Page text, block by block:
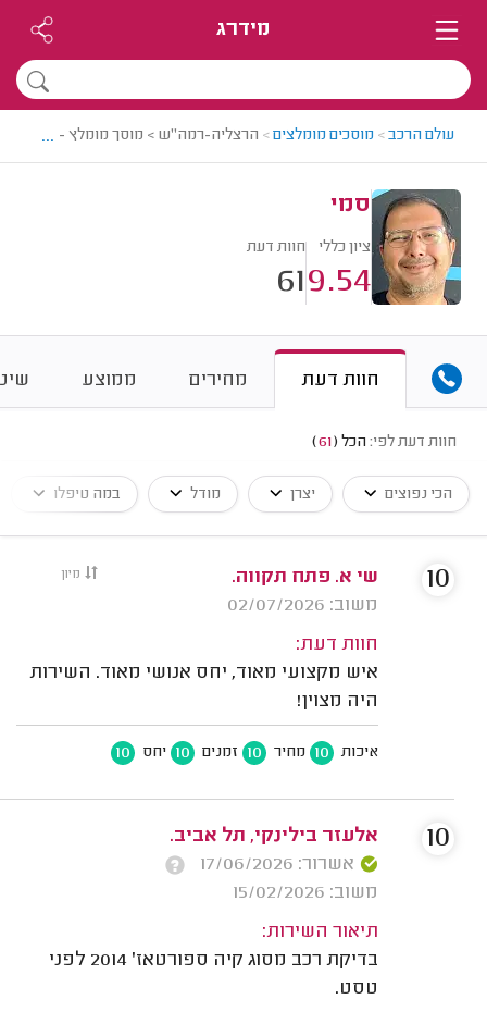
מידרג
עולם הרכב> מוסכים מומלצים> הרצליה-רמה"ש > מוסך מומלץ - סמי
...
סמי
ציון כללי
9.54
חוות דעת
61
חוות דעת מחירים ממוצע
חוות דעת לפי: הכל (
61
)
הכי נפוצים יצרן מודל במה טיפלו
מיון
שי א. פתח תקווה.
משוב: 02/07/2026
חוות דעת:
איש מקצועי מאוד, יחס אנושי מאוד. השירות
היה מצוין!
איכות 10 מחיר 10 זמנים 10 יחס 10
10
אלעזר בילינקי, תל אביב.
אשרור: 17/06/2026
משוב: 15/02/2026
תיאור השירות:
בדיקת רכב מסוג קיה ספורטאז' 2014 לפני
טסט.
10